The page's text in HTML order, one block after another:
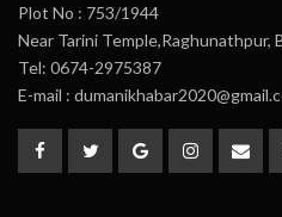
Plot No : 753/1944
Near Tarini Temple,Raghunathpur,
Tel: 0674-2975387
E-mail :